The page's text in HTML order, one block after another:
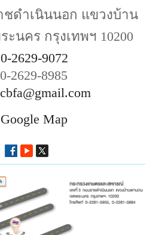
ชดำเนินนอก แขวงบ้าน
นคร กรุงเทพฯ 10200
0-2629-9072
0-2629-8985
Google Map